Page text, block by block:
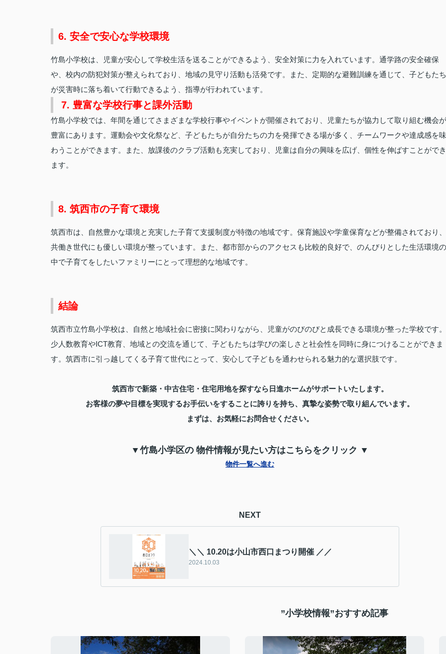
6. 安全で安心な学校環境
竹島小学校は、児童が安心して学校生活を送ることができるよう、安全対策に力を入れています。通学路の安全確保
や、校内の防犯対策が整えられており、地域の見守り活動も活発です。また、定期的な避難訓練を通じて、子どもたち
が災害時に落ち着いて行動できるよう、指導が行われています。
7. 豊富な学校行事と課外活動
竹島小学校では、年間を通じてさまざまな学校行事やイベントが開催されており、児童たちが協力して取り組む機会が
豊富にあります。運動会や文化祭など、子どもたちが自分たちの力を発揮できる場が多く、チームワークや達成感を味
わうことができます。また、放課後のクラブ活動も充実しており、児童は自分の興味を広げ、個性を伸ばすことができ
ます。
8. 筑西市の子育て環境
筑西市は、自然豊かな環境と充実した子育て支援制度が特徴の地域です。保育施設や学童保育などが整備されており、
共働き世代にも優しい環境が整っています。また、都市部からのアクセスも比較的良好で、のんびりとした生活環境の
中で子育てをしたいファミリーにとって理想的な地域です。
結論
筑西市立竹島小学校は、自然と地域社会に密接に関わりながら、児童がのびのびと成長できる環境が整った学校です。
少人数教育やICT教育、地域との交流を通じて、子どもたちは学びの楽しさと社会性を同時に身につけることができま
す。筑西市に引っ越してくる子育て世代にとって、安心して子どもを通わせられる魅力的な選択肢です。
筑西市で新築・中古住宅・住宅用地を探すなら日進ホームがサポートいたします。
お客様の夢や目標を実現するお手伝いをすることに誇りを持ち、真摯な姿勢で取り組んでいます。
まずは、お気軽にお問合せください。
▼竹島小学区の 物件情報が見たい方はこちらをクリック ▼
物件一覧へ進む
NEXT
＼＼ 10.20は小山市西口まつり開催 ／／
2024.10.03
”小学校情報”おすすめ記事